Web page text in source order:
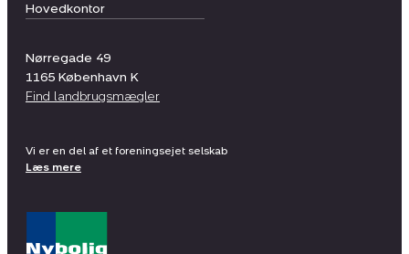
Hovedkontor
Nørregade 49
1165 København K
Find landbrugsmægler
Vi er en del af et foreningsejet selskab
Læs mere